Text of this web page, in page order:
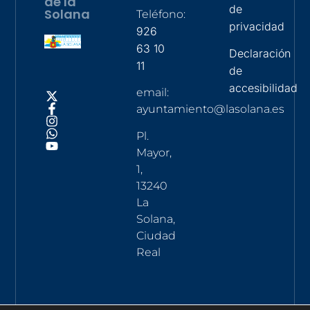
Solana Teléfono:
926
63 10
11
email:
ayuntamiento@lasolana.es
Pl.
Mayor,
1,
13240
La
Solana,
Ciudad
Real
de
privacidad
Declaración
de
accesibilidad